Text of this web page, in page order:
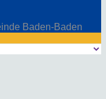
Baden-Baden